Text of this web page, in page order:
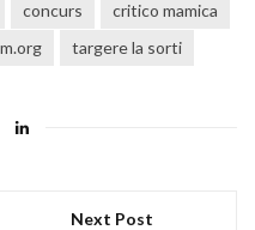
concurs
critico mamica
targere la sorti
Next Post